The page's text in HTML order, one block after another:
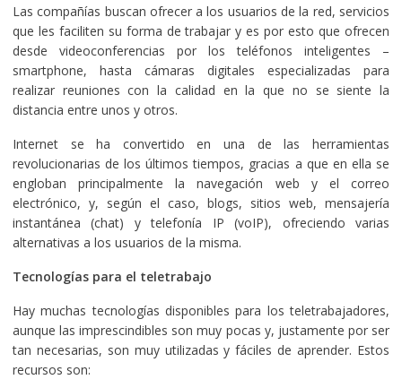
Las compañías buscan ofrecer a los usuarios de la red, servicios
que les faciliten su forma de trabajar y es por esto que ofrecen
desde videoconferencias por los teléfonos inteligentes –
smartphone, hasta cámaras digitales especializadas para
realizar reuniones con la calidad en la que no se siente la
distancia entre unos y otros.
Internet se ha convertido en una de las herramientas
revolucionarias de los últimos tiempos, gracias a que en ella se
engloban principalmente la navegación web y el correo
electrónico, y, según el caso, blogs, sitios web, mensajería
instantánea (chat) y telefonía IP (voIP), ofreciendo varias
alternativas a los usuarios de la misma.
Tecnologías para el teletrabajo
Hay muchas tecnologías disponibles para los teletrabajadores,
aunque las imprescindibles son muy pocas y, justamente por ser
tan necesarias, son muy utilizadas y fáciles de aprender. Estos
recursos son: